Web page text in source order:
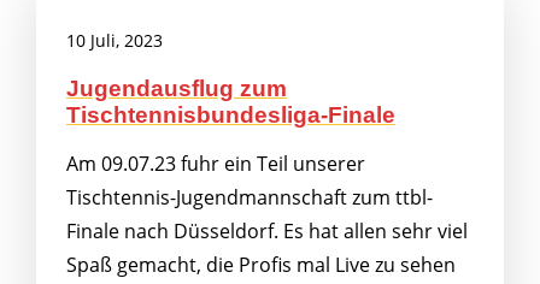
10 Juli, 2023
Jugendausflug zum
Tischtennisbundesliga-Finale
Am 09.07.23 fuhr ein Teil unserer
Tischtennis-Jugendmannschaft zum ttbl-
Finale nach Düsseldorf. Es hat allen sehr viel
Spaß gemacht, die Profis mal Live zu sehen